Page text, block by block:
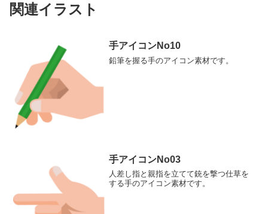
関連イラスト
手アイコンNo10
鉛筆を握る手のアイコン素材です。
手アイコンNo03
人差し指と親指を立てて銃を撃つ仕草を
する手のアイコン素材です。